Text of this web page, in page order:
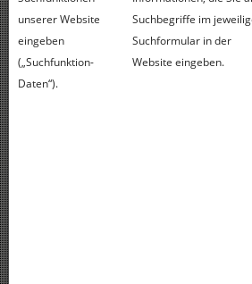
unserer Website
eingeben
(„Suchfunktion-
Daten“).
Suchbegriffe im
Suchformular in der
Website eingeben.